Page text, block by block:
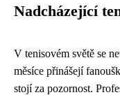
Nadcházející
V tenisovém světě se
měsíce přinášejí
stojí za pozornost.